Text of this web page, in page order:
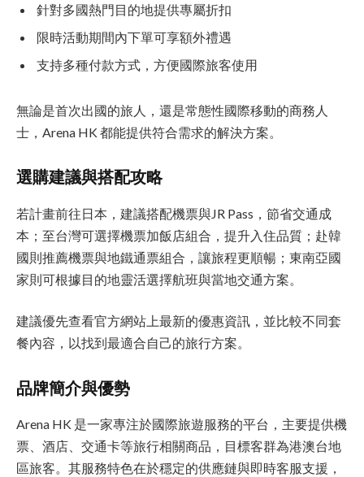
針對多國熱門目的地提供專屬折扣
限時活動期間內下單可享額外禮遇
支持多種付款方式，方便國際旅客使用
無論是首次出國的旅人，還是常態性國際移動的商務人
士，Arena HK 都能提供符合需求的解決方案。
選購建議與搭配攻略
若計畫前往日本，建議搭配機票與JR Pass，節省交通成
本；至台灣可選擇機票加飯店組合，提升入住品質；赴韓
國則推薦機票與地鐵通票組合，讓旅程更順暢；東南亞國
家則可根據目的地靈活選擇航班與當地交通方案。
建議優先查看官方網站上最新的優惠資訊，並比較不同套
餐內容，以找到最適合自己的旅行方案。
品牌簡介與優勢
Arena HK 是一家專注於國際旅遊服務的平台，主要提供機
票、酒店、交通卡等旅行相關商品，目標客群為港澳台地
區旅客。其服務特色在於穩定的供應鏈與即時客服支援，